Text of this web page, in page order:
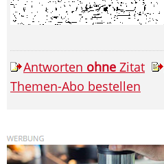
Antworten ohne Zitat
Themen-Abo bestellen